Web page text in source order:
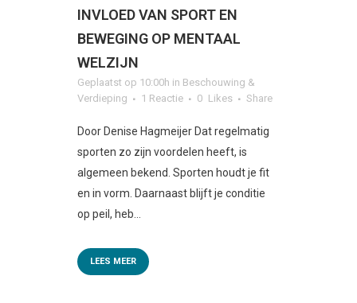
INVLOED VAN SPORT EN
BEWEGING OP MENTAAL
WELZIJN
Geplaatst op 10:00h in Beschouwing &
Verdieping
1 Reactie 0 Likes Share
Door Denise Hagmeijer Dat regelmatig
sporten zo zijn voordelen heeft, is
algemeen bekend. Sporten houdt je fit
en in vorm. Daarnaast blijft je conditie
op peil, heb...
LEES MEER